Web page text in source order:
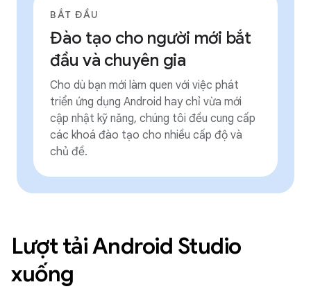
BẮT ĐẦU
Đào tạo cho người mới bắt
đầu và chuyên gia
Cho dù bạn mới làm quen với việc phát
triển ứng dụng Android hay chỉ vừa mới
cập nhật kỹ năng, chúng tôi đều cung cấp
các khoá đào tạo cho nhiều cấp độ và
chủ đề.
Lượt tải Android Studio
xuống